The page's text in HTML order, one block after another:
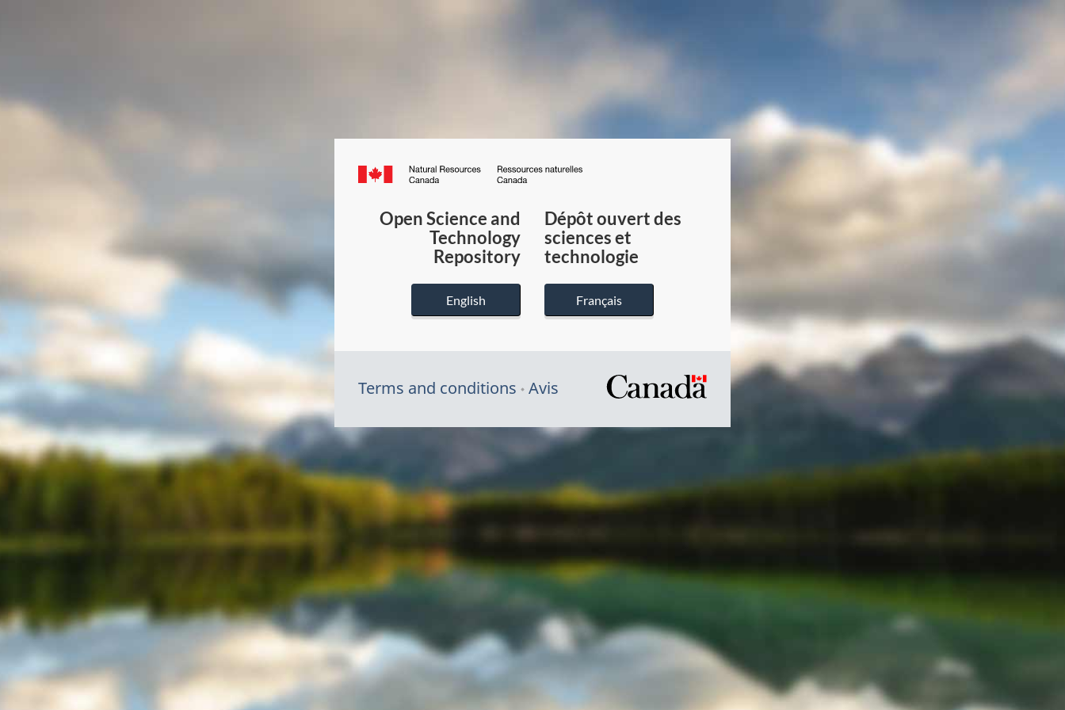
Canada.ca
du
Canada
Open Science and
Technology
Repository
English
Dépôt ouvert des
sciences et
technologie
Français
Terms and conditions Avis
/
gouvernement
du